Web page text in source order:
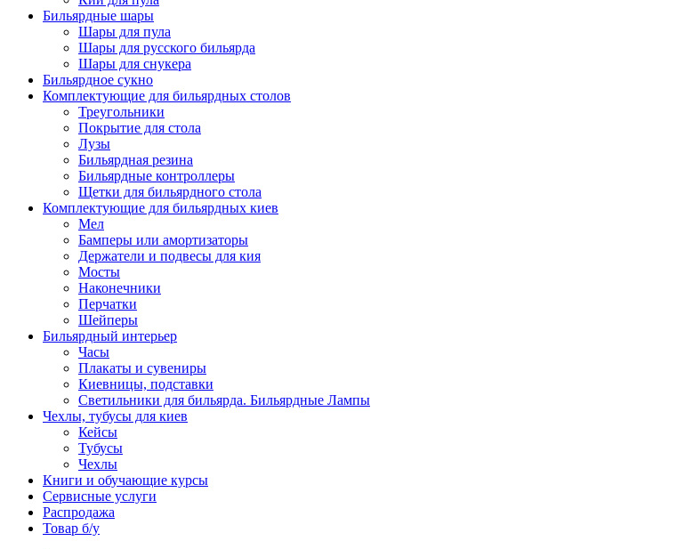
Бильярдные шары
Шары для пула
Шары для русского бильярда
Шары для снукера
Бильярдное сукно
Комплектующие для бильярдных столов
Треугольники
Покрытие для стола
Лузы
Бильярдная резина
Бильярдные контроллеры
Щетки для бильярдного стола
Комплектующие для бильярдных киев
Мел
Бамперы или амортизаторы
Держатели и подвесы для кия
Мосты
Наконечники
Перчатки
Шейперы
Бильярдный интерьер
Часы
Плакаты и сувениры
Киевницы, подставки
Светильники для бильярда. Бильярдные Лампы
Чехлы, тубусы для киев
Кейсы
Тубусы
Чехлы
Книги и обучающие курсы
Сервисные услуги
Распродажа
Товар б/у